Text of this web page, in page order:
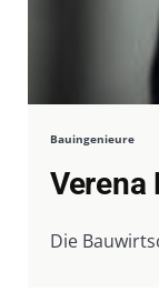
Bauingenieure
Verena
Die